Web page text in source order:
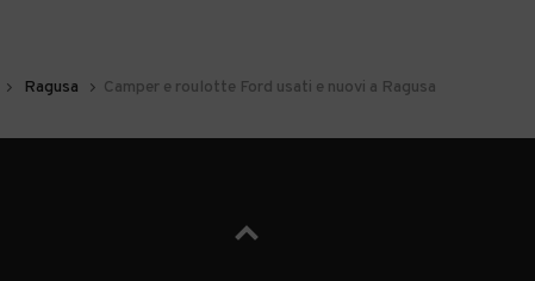
Ragusa Camper e roulotte Ford usati e nuovi a Ragusa